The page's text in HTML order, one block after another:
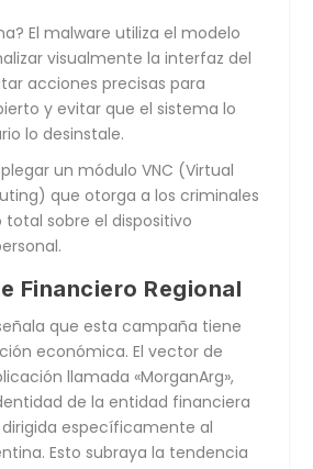
El malware utiliza el modelo
visualmente la interfaz del
acciones precisas para
y evitar que el sistema lo
lo desinstale.
un módulo VNC (Virtual
que otorga a los criminales
sobre el dispositivo
Financiero Regional
que esta campaña tiene
económica. El vector de
llamada«MorganArg»,
de la entidad financiera
específicamente al
. Esto subraya la tendencia